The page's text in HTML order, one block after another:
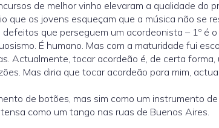
de melhor vinho elevaram a qualidade do
os jovens esqueçam que a música não se
que perseguem um acordeonista – 1º é
É humano. Mas com a maturidade fui
Actualmente, tocar acordeão é, de certa forma,
Mas diria que tocar acordeão para mim,
de botões, mas sim como um instrumento
como um tango nas ruas de Buenos Aires.